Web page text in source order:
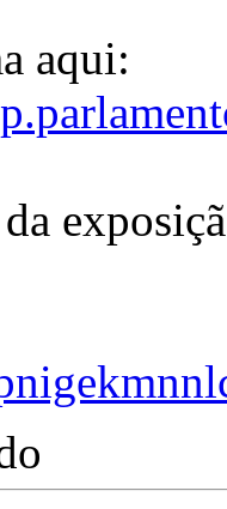
aqui: